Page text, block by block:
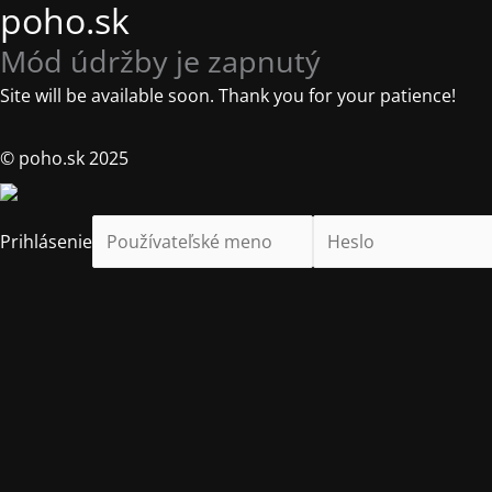
poho.sk
Mód údržby je zapnutý
Site will be available soon. Thank you for your patience!
© poho.sk 2025
Prihlásenie